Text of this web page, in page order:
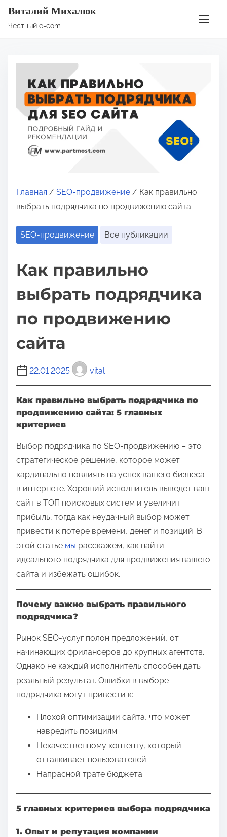
Виталий Михалюк
Честный e-com
Главная / SEO-продвижение / Как правильно
выбрать подрядчика по продвижению сайта
SEO-продвижение Все публикации
Как правильно
выбрать подрядчика
по продвижению
сайта
22.01.2025 vital
Как правильно выбрать подрядчика по
продвижению сайта: 5 главных
критериев
Выбор подрядчика по SEO-продвижению – это
стратегическое решение, которое может
кардинально повлиять на успех вашего бизнеса
в интернете. Хороший исполнитель выведет ваш
сайт в ТОП поисковых систем и увеличит
прибыль, тогда как неудачный выбор может
привести к потере времени, денег и позиций. В
этой статье мы расскажем, как найти
идеального подрядчика для продвижения вашего
сайта и избежать ошибок.
Почему важно выбрать правильного
подрядчика?
Рынок SEO-услуг полон предложений, от
начинающих фрилансеров до крупных агентств.
Однако не каждый исполнитель способен дать
реальный результат. Ошибки в выборе
подрядчика могут привести к:
Плохой оптимизации сайта, что может
навредить позициям.
Некачественному контенту, который
отталкивает пользователей.
Напрасной трате бюджета.
5 главных критериев выбора подрядчика
1. Опыт и репутация компании